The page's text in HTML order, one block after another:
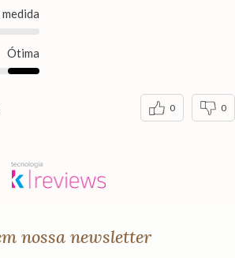
medida
Ótima
0 0
nossa newsletter